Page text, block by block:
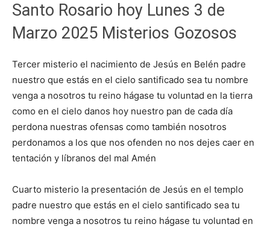
Santo Rosario hoy Lunes 3 de
Marzo 2025 Misterios Gozosos
Tercer misterio el nacimiento de Jesús en Belén padre
nuestro que estás en el cielo santificado sea tu nombre
venga a nosotros tu reino hágase tu voluntad en la tierra
como en el cielo danos hoy nuestro pan de cada día
perdona nuestras ofensas como también nosotros
perdonamos a los que nos ofenden no nos dejes caer en
tentación y líbranos del mal Amén
Cuarto misterio la presentación de Jesús en el templo
padre nuestro que estás en el cielo santificado sea tu
nombre venga a nosotros tu reino hágase tu voluntad en